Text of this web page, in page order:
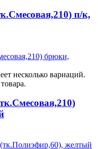
п/к,
несколько вариаций.